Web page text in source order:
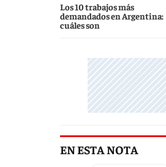
Los 10 trabajos más
demandados en Argentina:
cuáles son
EN ESTA NOTA